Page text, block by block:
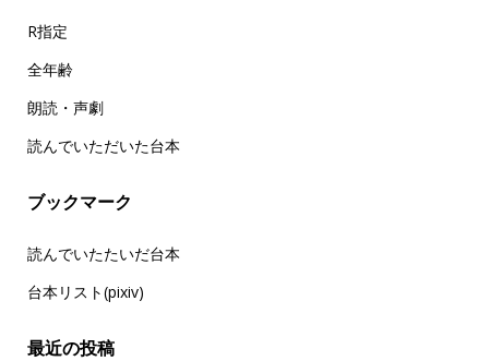
R指定
全年齢
朗読・声劇
読んでいただいた台本
ブックマーク
読んでいたたいだ台本
台本リスト(pixiv)
最近の投稿